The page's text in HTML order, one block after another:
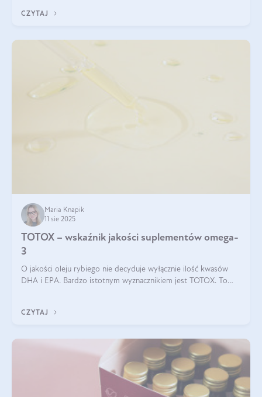
CZYTAJ
Maria Knapik
11 sie 2025
TOTOX – wskaźnik jakości suplementów omega-
3
O jakości oleju rybiego nie decyduje wyłącznie ilość kwasów
DHA i EPA. Bardzo istotnym wyznacznikiem jest TOTOX. To
CZYTAJ